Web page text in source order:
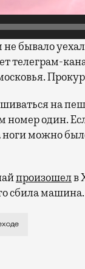
бывало
телеграм-
на
номер один.
ноги можно
произошелв
сбила машина.
а